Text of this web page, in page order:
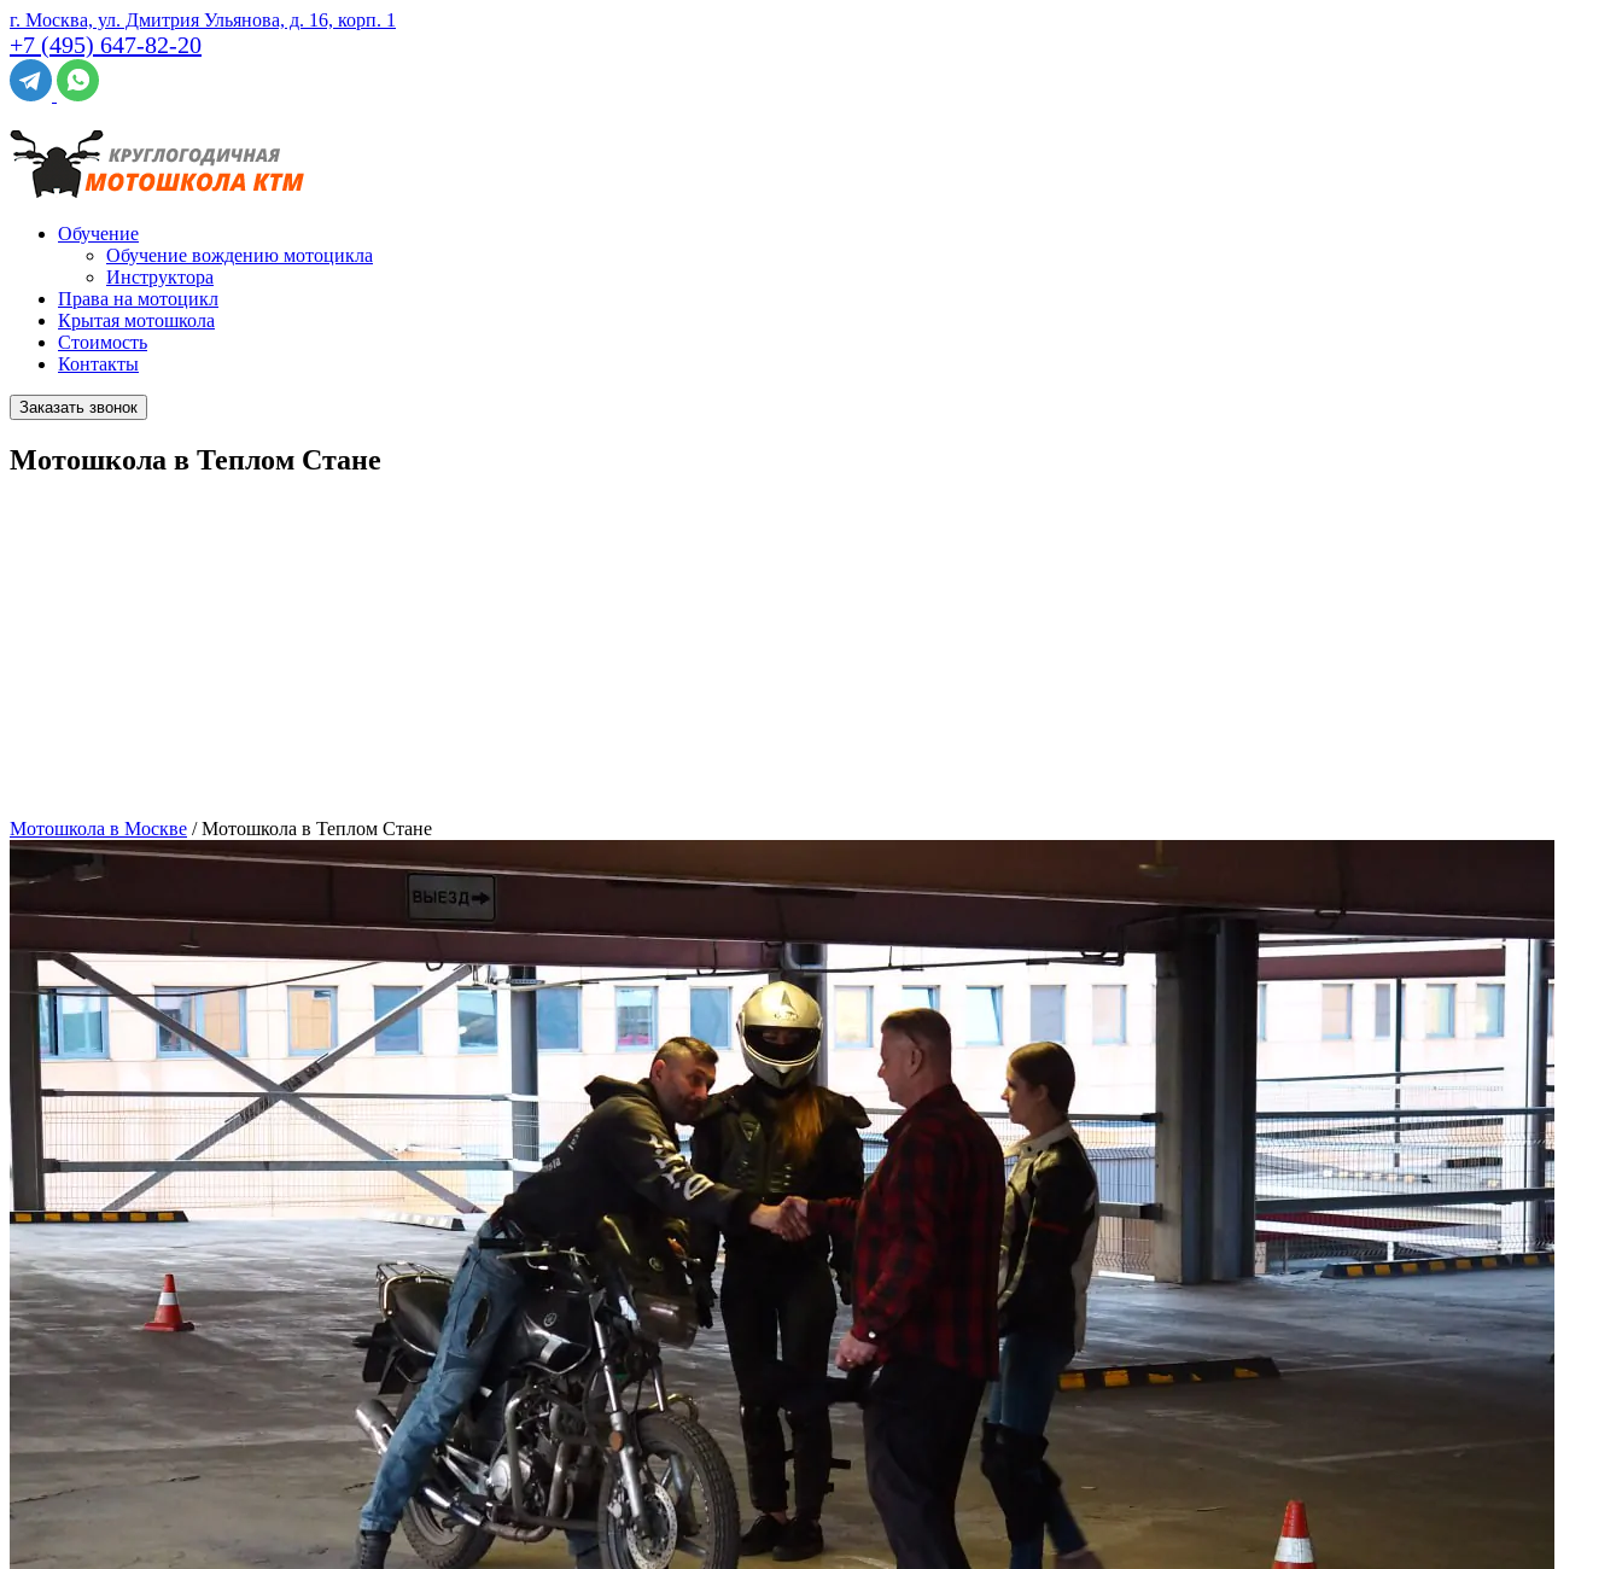
г. Москва, ул. Дмитрия Ульянова, д. 16, корп. 1
+7 (495) 647-82-20
Обучение
Обучение вождению мотоцикла
Инструктора
Права на мотоцикл
Крытая мотошкола
Стоимость
Контакты
Заказать звонок
Мотошкола в Теплом Стане
Мотошкола в Москве /Мотошкола в Теплом Стане